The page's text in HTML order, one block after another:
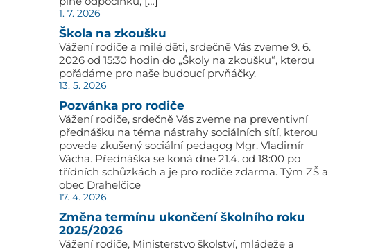
1. 7. 2026
Škola na zkoušku
Vážení rodiče a milé děti, srdečně Vás zveme 9. 6.
2026 od 15:30 hodin do „Školy na zkoušku“, kterou
pořádáme pro naše budoucí prvňáčky.
13. 5. 2026
Pozvánka pro rodiče
Vážení rodiče, srdečně Vás zveme na preventivní
přednášku na téma nástrahy sociálních sítí, kterou
povede zkušený sociální pedagog Mgr. Vladimír
Vácha. Přednáška se koná dne 21.4. od 18:00 po
třídních schůzkách a je pro rodiče zdarma. Tým ZŠ a
obec Drahelčice
17. 4. 2026
Změna termínu ukončení školního roku
2025/2026
Vážení rodiče, Ministerstvo školství, mládeže a